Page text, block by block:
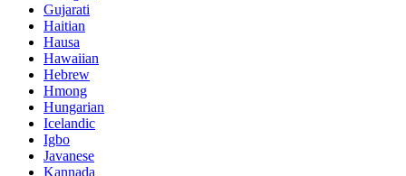
Gujarati
Haitian
Hausa
Hawaiian
Hebrew
Hmong
Hungarian
Icelandic
Igbo
Javanese
Kannada